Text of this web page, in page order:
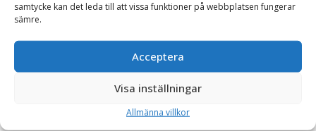
samtycke kan det leda till att vissa funktioner på webbplatsen fungerar
sämre.
Acceptera
Visa inställningar
Allmänna villkor
frontplaneringsskopa för traktorer, hjullastare och
kompaktlastare i viktklassen 4–9 ton. Skopan är framtagen för
noggrann finplanering, markjustering och materialfördelning –
ett oumbärligt redskap inom både entreprenad och lantbruk.
Material och konstruktion:
Botten och gavlar i 12 mm Hardox® 400